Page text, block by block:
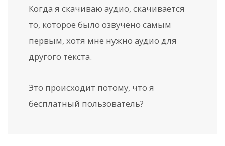
Когда я скачиваю аудио, скачивается
то, которое было озвучено самым
первым, хотя мне нужно аудио для
другого текста.
Это происходит потому, что я
бесплатный пользователь?